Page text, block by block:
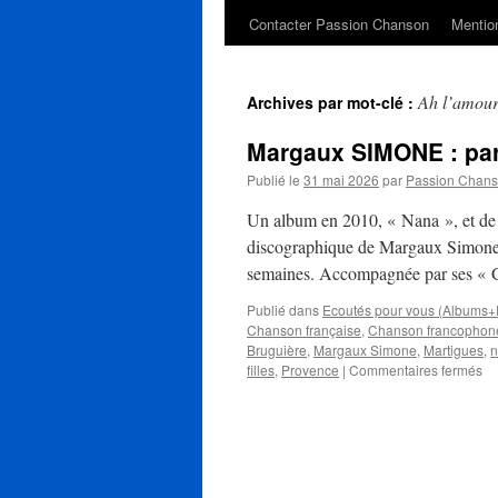
Contacter Passion Chanson
Archives par mot-clé :Ah
Margaux SIMONE :
Publié le 31 mai 2026 par Passion
Un album en 2010, « Nana », et
discographique de Margaux
semaines. Accompagnée par ses
Publié dans Ecoutés pour vous
Chanson française, Chanson
Bruguière, Margaux Simone, Martigues,
filles, Provence | Commentaires ferméssur